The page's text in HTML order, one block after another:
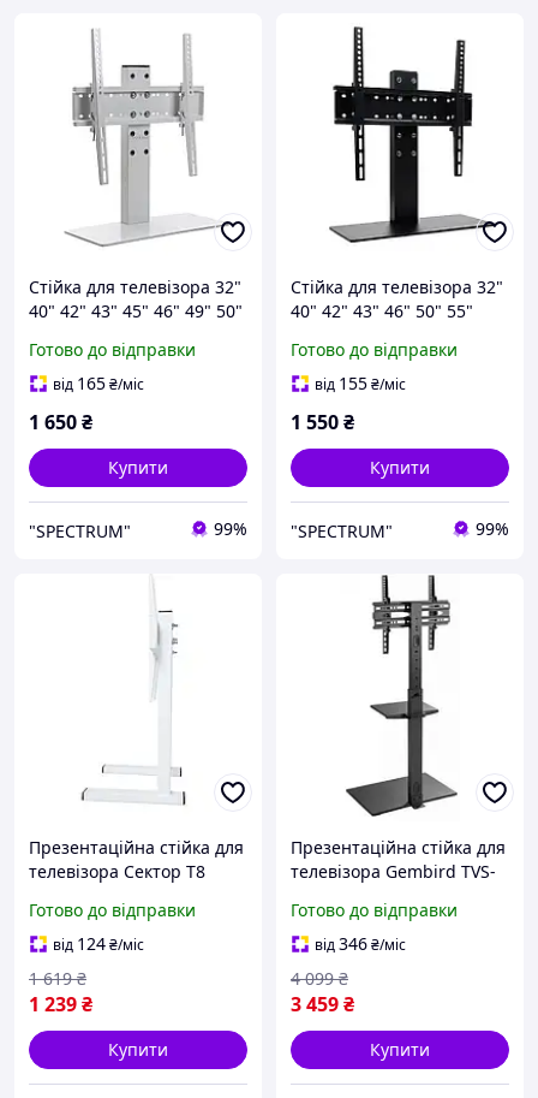
Стійка для телевізора 32"
40" 42" 43" 45" 46" 49" 50"
White Кронштейн
кріплення підставка для
Готово до відправки
від 165₴/міс
1 650₴
Купити
"SPECTRUM" 99%
Стійка для телевізора 32"
40" 42" 43" 46" 50" 55"
Black Настільний
кронштейн для
тв
Готово до відправки
від 155₴/міс
1 550₴
Купити
"SPECTRUM" 99%
Презентаційна стійка для
телевізора Сектор T8
Готово до відправки
від 124₴/міс
1 239₴
1 619 ₴
Купити
Презентаційна стійка для
телевізора Gembird TVS-
Готово до відправки
від346₴/міс
3 459₴
4 099 ₴
Купити